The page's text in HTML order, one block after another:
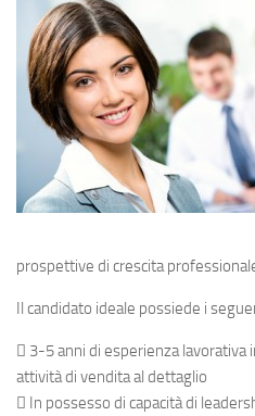
prospettive di crescita
Il candidato ideale possiede i
 3-5 anni di esperienza lavorativa
attività di vendita al dettaglio
 In possesso di capacità di